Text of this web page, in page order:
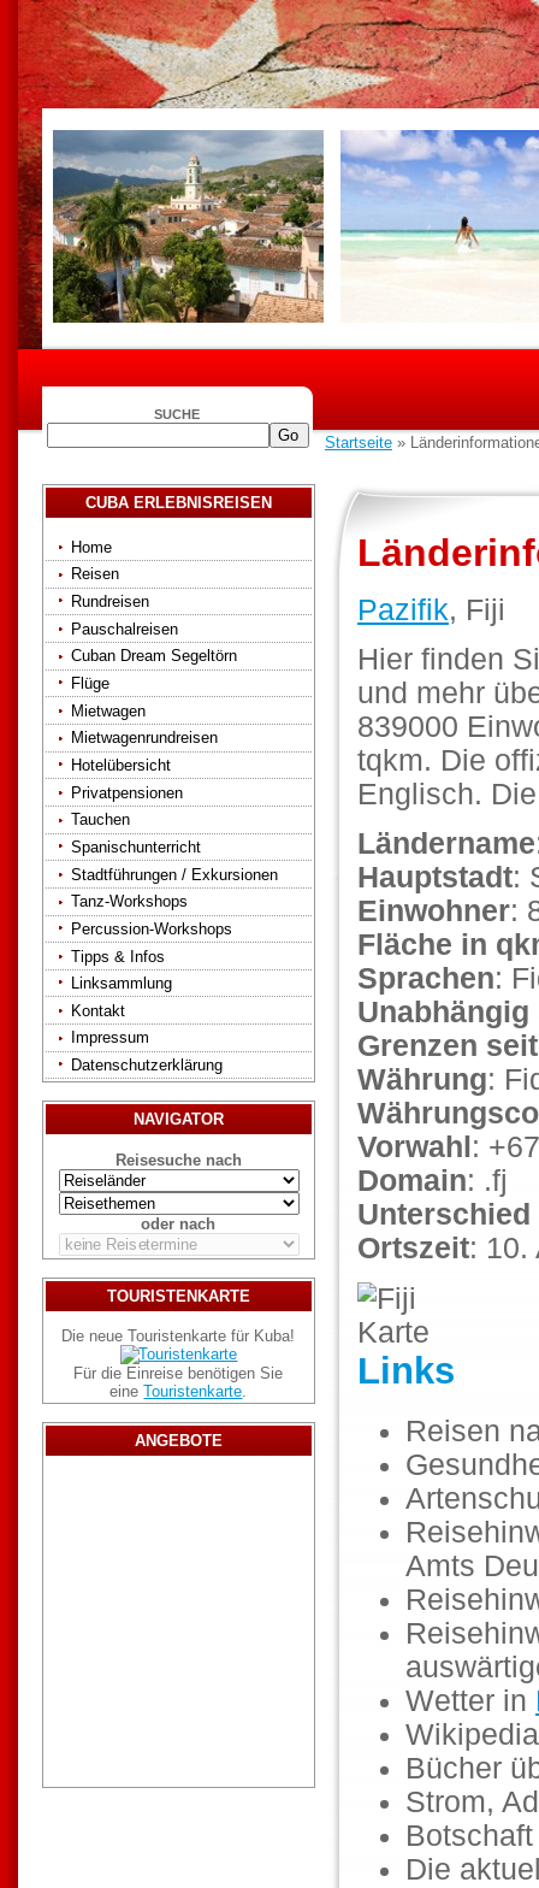
SUCHE
Startseite »
CUBA ERLEBNISREISEN
Home
Reisen
Rundreisen
Pauschalreisen
Cuban Dream Segeltörn
Flüge
Mietwagen
Mietwagenrundreisen
Hotelübersicht
Privatpensionen
Tauchen
Spanischunterricht
Stadtführungen / Exkursionen
Tanz-Workshops
Percussion-Workshops
Tipps & Infos
Linksammlung
Kontakt
Impressum
Datenschutzerklärung
NAVIGATOR
Reisesuche nach
oder nach
TOURISTENKARTE
Die neue Touristenkarte für Kuba!
Für die Einreise benötigen Sie
eineTouristenkarte.
ANGEBOTE
Pazifik, Fiji
Hier finden
und mehr
839000
tqkm. Die
Englisch.
Ländername
Hauptstadt:
Einwohner:
Fläche in
Sprachen:
Unabhängig
Grenzen seit
Währung:
Vorwahl :
Domain: .fj
Unterschied
Ortszeit: 10.
Links
Reisen
Amts
Wetter in
Bücher
Strom,
Die